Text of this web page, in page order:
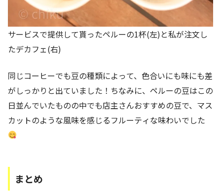
サービスで提供して貰ったペルーの1杯(左)と私が注文し
たデカフェ(右)
同じコーヒーでも豆の種類によって、色合いにも味にも差
がしっかりと出ていました！ちなみに、ペルーの豆はこの
日並んでいたものの中でも店主さんおすすめの豆で、マス
カットのような風味を感じるフルーティな味わいでした
まとめ